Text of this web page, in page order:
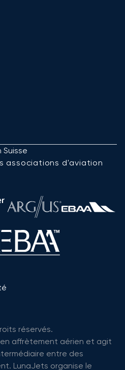
associations d'aviation
réservés.
affrètement aérien et agit
entre des
LunaJets organise le